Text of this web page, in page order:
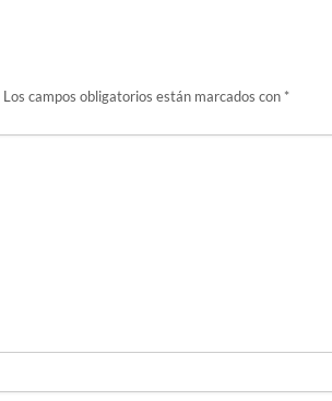
Los campos obligatorios están marcados con *